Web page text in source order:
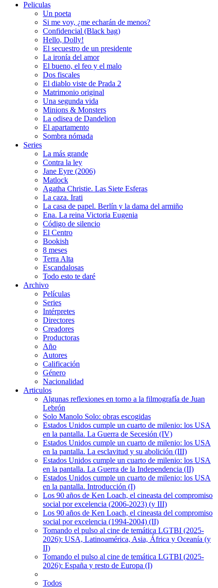
Peliculas
Un poeta
Si me voy, ¿me echarán de menos?
Confidencial (Black bag)
Hello, Dolly!
El secuestro de un presidente
La ironía del amor
El bueno, el feo y el malo
Dos fiscales
El diablo viste de Prada 2
Matrimonio original
Una segunda vida
Minions & Monsters
La odisea de Dandelion
El apartamento
Sombra nómada
Series
La más grande
Contra la ley
Jane Eyre (2006)
Matlock
Agatha Christie. Las Siete Esferas
La caza. Irati
La casa de papel. Berlín y la dama del armiño
Ena. La reina Victoria Eugenia
Código de silencio
El Centro
Bookish
8 meses
Terra Alta
Escandalosas
Todo esto te daré
Archivo
Películas
Series
Intérpretes
Directores
Creadores
Productoras
Año
Autores
Calificación
Género
Nacionalidad
Articulos
Algunas reflexiones en torno a la filmografía de Juan
Lebrón
Solo Manolo Solo: obras escogidas
Estados Unidos cumple un cuarto de milenio: los USA
en la pantalla. La Guerra de Secesión (IV)
Estados Unidos cumple un cuarto de milenio: los USA
en la pantalla. La esclavitud y su abolición (III)
Estados Unidos cumple un cuarto de milenio: los USA
en la pantalla. La Guerra de la Independencia (II)
Estados Unidos cumple un cuarto de milenio: los USA
en la pantalla. Introducción (I)
Los 90 años de Ken Loach, el cineasta del compromiso
social por excelencia (2006-2023) (y III)
Los 90 años de Ken Loach, el cineasta del compromiso
social por excelencia (1994-2004) (II)
Tomando el pulso al cine de temática LGTBI (2025-
2026): USA, Latinoamérica, Asia, África y Oceanía (y
II)
Tomando el pulso al cine de temática LGTBI (2025-
2026): España y resto de Europa (I)
Todos